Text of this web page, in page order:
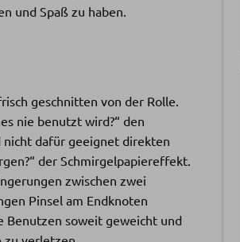
und Spaß zu haben.
geschnitten von der Rolle.
nie benutzt wird?“ den
nicht dafür geeignet direkten
der Schmirgelpapiereffekt.
zwischen zwei
Pinsel am Endknoten
Benutzen soweit geweicht und